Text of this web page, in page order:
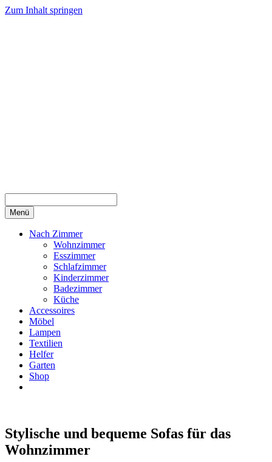
Zum Inhalt springen
Menü
Nach Zimmer
Wohnzimmer
Esszimmer
Schlafzimmer
Kinderzimmer
Badezimmer
Küche
Accessoires
Möbel
Lampen
Textilien
Helfer
Garten
Shop
Stylische und bequeme Sofas für das
Wohnzimmer